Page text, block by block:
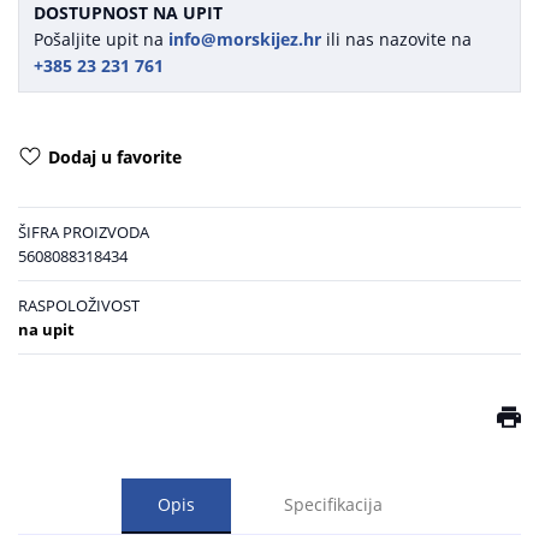
DOSTUPNOST NA UPIT
Pošaljite upit na info@morskijez.hr ili nas nazovite na
+385 23 231 761
Dodaj u favorite
ŠIFRA PROIZVODA
5608088318434
RASPOLOŽIVOST
na upit
Opis Specifikacija